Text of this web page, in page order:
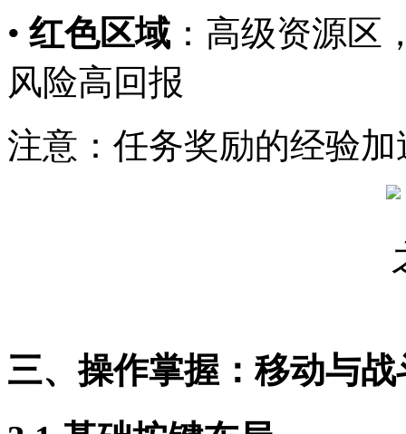
• 红色区域 ：高级资源区
风险高回报
注意：任务奖励的经验
三、操作掌握：移动与战